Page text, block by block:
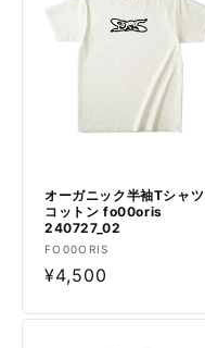
オーガニック半袖Tシャツ
コットン fo00oris
240727_02
販
売
FO00ORIS
通
¥4,500